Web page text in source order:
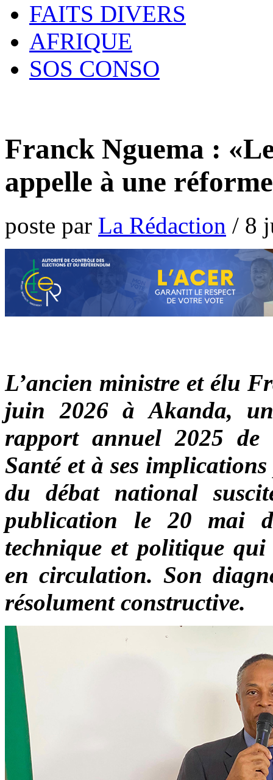
FAITS DIVERS
AFRIQUE
SOS CONSO
Franck Nguema :
appelle à une
poste par La Rédaction / 8
L’ancien ministre et élu
juin 2026 à Akanda,
rapport annuel 2025 de
Santé et à ses
du débat national
publication le 20 mai
technique et politique
en circulation. Son
résolument constructive.